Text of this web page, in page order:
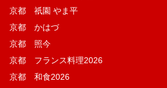
京都 祇園 やま平
京都 かはづ
京都 照今
京都 フランス料理2026
京都 和食2026